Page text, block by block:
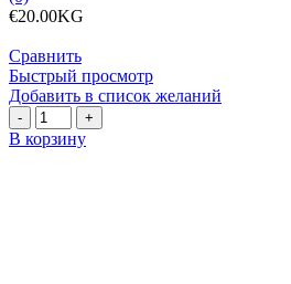
€20.00KG
Сравнить
Быстрый просмотр
Добавить в список желаний
Количество
товара
Бобы
В корзину